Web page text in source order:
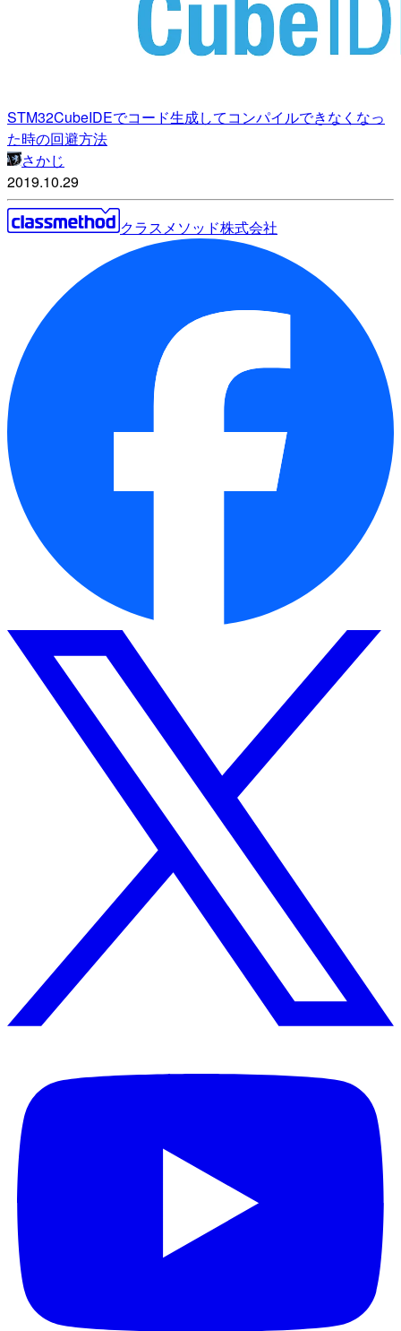
STM32CubeIDEでコード生成してコンパイルできなくなっ
た時の回避方法
さかじ
2019.10.29
クラスメソッド株式会社